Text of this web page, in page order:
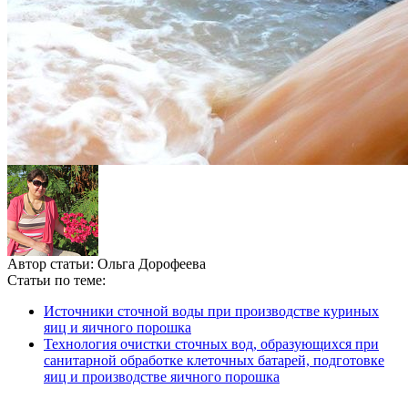
Автор статьи: Ольга Дорофеева
Статьи по теме:
Источники сточной воды при производстве куриных
яиц и яичного порошка
Технология очистки сточных вод, образующихся при
санитарной обработке клеточных батарей, подготовке
яиц и производстве яичного порошка